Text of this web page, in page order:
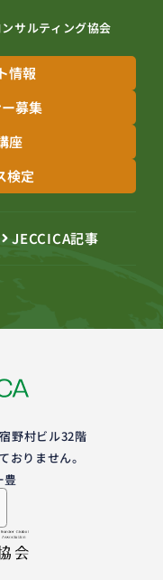
サルティング協会
情報
募集
座
検定
JECCICA記事
野村ビル32階
おりません。